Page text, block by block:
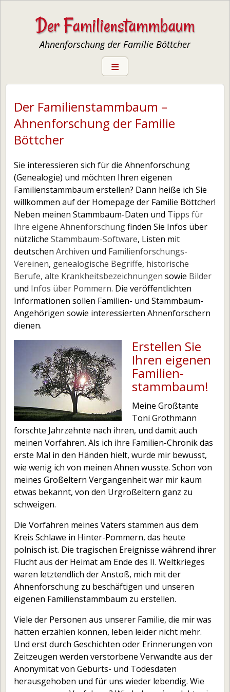
Der Familienstammbaum
Ahnenforschung der Familie Böttcher
Startseite
Ahnenforschung
— Familienstammbaum erstellen
— Stammbaum-Software
— Genealogie-Begriffe
— Alte Krankheits­bezeichnungen
— Alte Berufe
— Archive
— Vereine und Verbände
— Links
Pommern
— Pommern
— Pommerns Geschichte
— Berühmte Personen aus Pommern
— Flucht und Vertreibung
— Entwurzelt – Flucht aus Pommern
— Das Pommernlied
— Bilder aus Pommern
— Pommern Karten
— Interaktives Ortsregister
— Städtenamen deutsch-polnisch
— Pommern Links
Stammbaum-Daten
— Familienstammbaum
— Nachfahrenbaum
— Ahnentafel
— Personen
— Orte
Geschichten
— Geschichten – Inhalt
— Hotel zur Traube
— Walfang in Brunsbüttel
— Eisenwaren Tiedemann
— Hadenfeldt Familienchronik
Der Familienstammbaum –
Ahnenforschung der Familie
Böttcher
Sie interessieren sich für die Ahnenforschung
(Genealogie) und möchten Ihren eigenen
Familienstammbaum erstellen? Dann heiße ich Sie
willkommen auf der Homepage der Familie Böttcher!
Neben meinen Stammbaum-Daten und Tipps für
Ihre eigene Ahnenforschungfinden Sie Infos über
nützliche Stammbaum-Software, Listen mit
deutschen Archiven und Familienforschungs-
Vereinen, genealogische Begriffe, historische
Berufe, alte Krankheitsbezeichnungen sowie Bilder
und Infos über Pommern. Die veröffentlichten
Informationen sollen Familien- und Stammbaum-
Angehörigen sowie interessierten Ahnenforschern
dienen.
Erstellen Sie
Ihren eigenen
Familien­
stamm­baum!
Meine Großtante
Toni Grothmann
forschte Jahrzehnte nach ihren, und damit auch
meinen Vorfahren. Als ich ihre Familien-Chronik das
erste Mal in den Händen hielt, wurde mir bewusst,
wie wenig ich von meinen Ahnen wusste. Schon von
meines Großeltern Vergangenheit war mir kaum
etwas bekannt, von den Urgroßeltern ganz zu
schweigen.
Die Vorfahren meines Vaters stammen aus dem
Kreis Schlawe in Hinter-Pommern, das heute
polnisch ist. Die tragischen Ereignisse während ihrer
Flucht aus der Heimat am Ende des II. Weltkrieges
waren letztendlich der Anstoß, mich mit der
Ahnenforschung zu beschäftigen und unseren
eigenen Familienstammbaum zu erstellen.
Viele der Personen aus unserer Familie, die mir was
hätten erzählen können, leben leider nicht mehr.
Und erst durch Geschichten oder Erinnerungen von
Zeitzeugen werden verstorbene Verwandte aus der
Anonymität von Geburts- und Todesdaten
herausgehoben und für uns wieder lebendig. Wie